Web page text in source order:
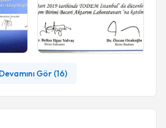
Devamını Gör (16)